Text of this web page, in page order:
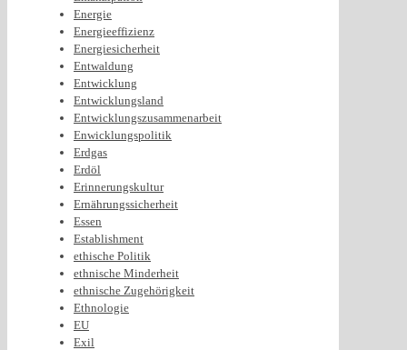
Energie
Energieeffizienz
Energiesicherheit
Entwaldung
Entwicklung
Entwicklungsland
Entwicklungszusammenarbeit
Enwicklungspolitik
Erdgas
Erdöl
Erinnerungskultur
Ernährungssicherheit
Essen
Establishment
ethische Politik
ethnische Minderheit
ethnische Zugehörigkeit
Ethnologie
EU
Exil